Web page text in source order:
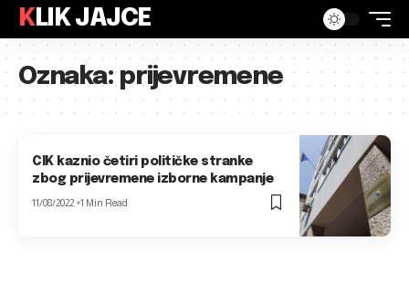
KLIK JAJCE
Oznaka:prijevremene
CIK kaznio četiri političke stranke
zbog prijevremene izborne kampanje
11/08/2022 1 Min Read